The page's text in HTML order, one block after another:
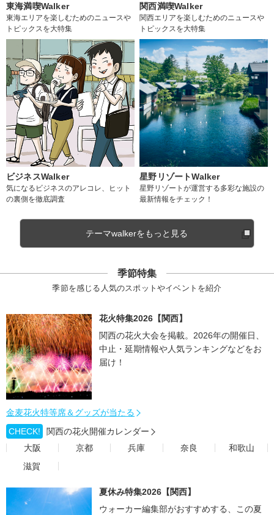
東海満喫Walker
東海エリアを楽しむためのニュースや
トピックスを大特集
関西満喫Walker
関西エリアを楽しむためのニュースや
トピックスを大特集
ビジネスWalker
気になるビジネスのアレコレ、ヒット
の裏側を徹底調査
星野リゾートWalker
星野リゾートが運営する多彩な施設の
最新情報をチェック！
テーマwalkerをもっと見る
季節特集
季節を感じる人気のスポットやイベントを紹介
花火特集2026【関西】
関西の花火大会を掲載。2026年の開催日、
中止・延期情報や人気ランキングなどをお
届け！
金麦花火特等席＆グッズが当たる
CHECK!
関西の花火開催カレンダー
大阪
京都 兵庫 奈良
和歌山
滋賀
夏休み特集2026【関西】
ウォーカー編集部がおすすめする、この夏